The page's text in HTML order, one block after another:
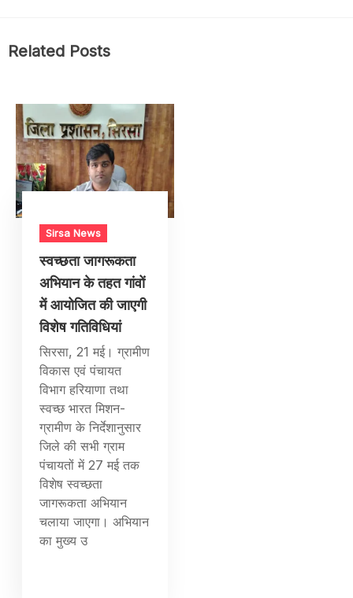
Related Posts
Sirsa News
स्वच्छता जागरूकता
अभियान के तहत गांवों
में आयोजित की जाएगी
विशेष गतिविधियां
सिरसा, 21 मई। ग्रामीण
विकास एवं पंचायत
विभाग हरियाणा तथा
स्वच्छ भारत मिशन-
ग्रामीण के निर्देशानुसार
जिले की सभी ग्राम
पंचायतों में 27 मई तक
विशेष स्वच्छता
जागरूकता अभियान
चलाया जाएगा। अभियान
का मुख्य उ